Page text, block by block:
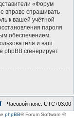
«Форум
вправе спрашивать
к вашей учётной
пароля
обеспечением
и ваш
phpBB сгенерирует
Часовой пояс: UTC+03:00
phpBB® Forum Software ©